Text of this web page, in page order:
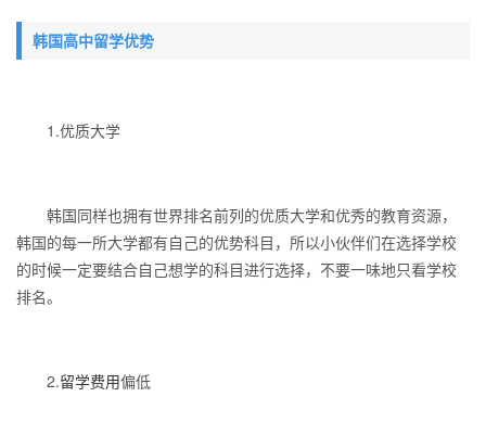
韩国高中留学优势
1.优质大学
韩国同样也拥有世界排名前列的优质大学和优秀的教育资源，
韩国的每一所大学都有自己的优势科目，所以小伙伴们在选择学校
的时候一定要结合自己想学的科目进行选择，不要一味地只看学校
排名。
2.留学费用偏低